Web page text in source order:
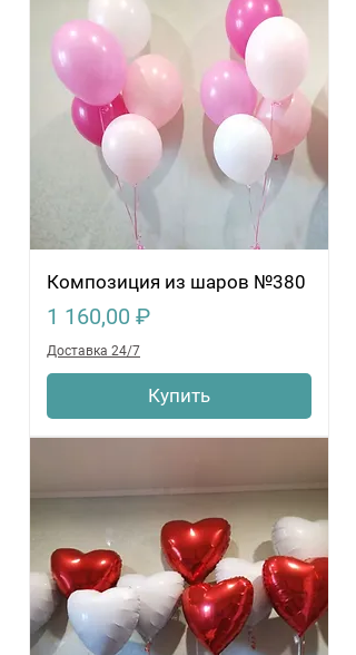
Композиция из шаров №380
Цена
1 160,00 ₽
Доставка 24/7
Купить